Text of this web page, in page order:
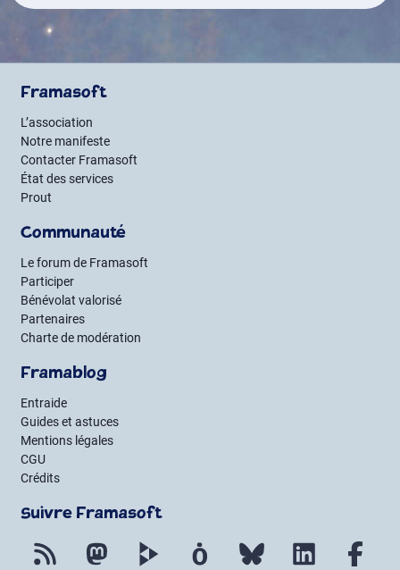
Framasoft
L’association
Notre manifeste
Contacter Framasoft
État des services
Prout
Communauté
Le forum de Framasoft
Participer
Bénévolat valorisé
Partenaires
Charte de modération
Framablog
Entraide
Guides et astuces
Mentions légales
CGU
Crédits
Suivre Framasoft
Flux RSS Mastodon PeerTube Mobilizon Bluesky LinkedIn